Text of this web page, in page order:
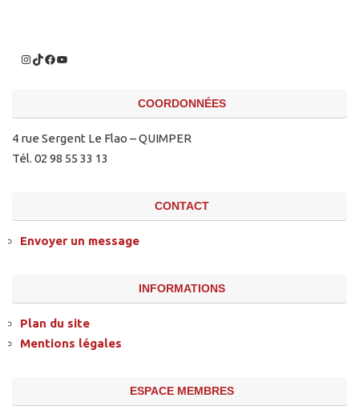
COORDONNÉES
4 rue Sergent Le Flao – QUIMPER
Tél. 02 98 55 33 13
CONTACT
Envoyer un message
INFORMATIONS
Plan du site
Mentions légales
ESPACE MEMBRES